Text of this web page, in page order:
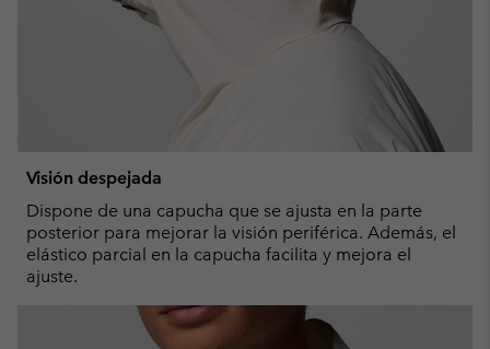
Visión despejada
Dispone de una capucha que se ajusta en la parte
posterior para mejorar la visión periférica. Además, el
elástico parcial en la capucha facilita y mejora el
ajuste.